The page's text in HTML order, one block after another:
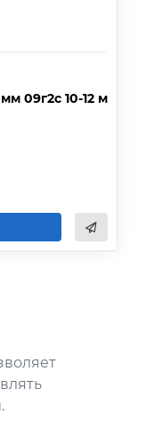
09г2с 10-12 м